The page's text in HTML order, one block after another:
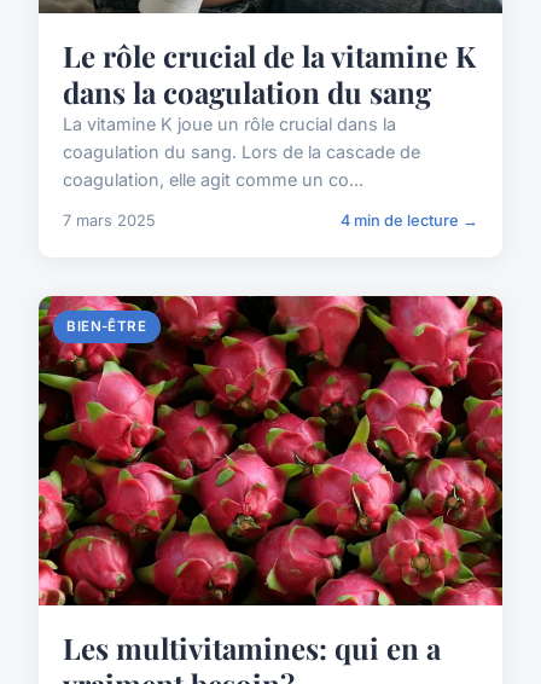
Le rôle crucial de la vitamine K
dans la coagulation du sang
La vitamine K joue un rôle crucial dans la
coagulation du sang. Lors de la cascade de
coagulation, elle agit comme un co...
7 mars 2025 4 min de lecture →
BIEN-ÊTRE
Les multivitamines: qui en a